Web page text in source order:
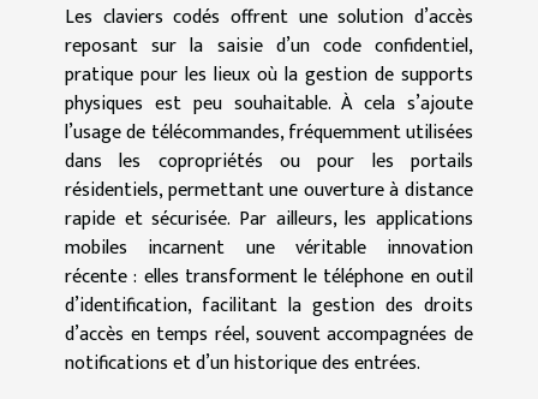
Les claviers codés offrent une solution d’accès
reposant sur la saisie d’un code confidentiel,
pratique pour les lieux où la gestion de supports
physiques est peu souhaitable. À cela s’ajoute
l’usage de télécommandes, fréquemment utilisées
dans les copropriétés ou pour les portails
résidentiels, permettant une ouverture à distance
rapide et sécurisée. Par ailleurs, les applications
mobiles incarnent une véritable innovation
récente : elles transforment le téléphone en outil
d’identification, facilitant la gestion des droits
d’accès en temps réel, souvent accompagnées de
notifications et d’un historique des entrées.